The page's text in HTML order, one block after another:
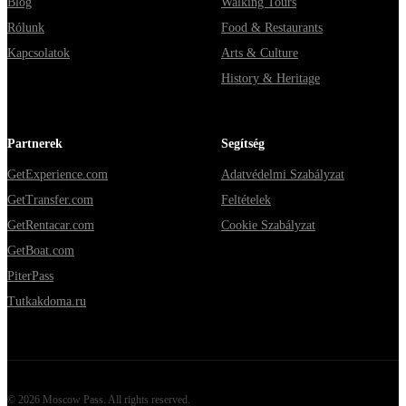
Rólunk
Kapcsolatok
Food & Restaurants
Arts & Culture
History & Heritage
Partnerek
GetExperience.com
GetTransfer.com
GetRentacar.com
GetBoat.com
PiterPass
Tutkakdoma.ru
Segítség
Adatvédelmi Szabályzat
Feltételek
Cookie Szabályzat
© 2026 Moscow Pass. All rights reserved.